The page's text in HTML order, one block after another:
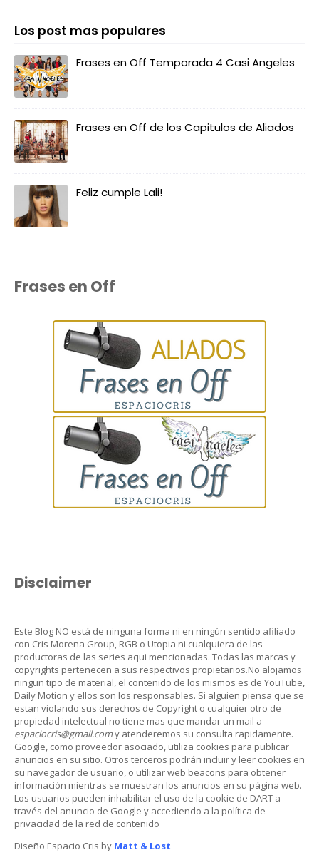
Los post mas populares
Frases en Off Temporada 4 Casi Angeles
Frases en Off de los Capitulos de Aliados
Feliz cumple Lali!
Frases en Off
Disclaimer
Este Blog NO está de ninguna forma ni en ningún sentido afiliado
con Cris Morena Group, RGB o Utopia ni cualquiera de las
productoras de las series aqui mencionadas. Todas las marcas y
copyrights pertenecen a sus respectivos propietarios.No alojamos
ningun tipo de material, el contenido de los mismos es de YouTube,
Daily Motion y ellos son los responsables. Si alguien piensa que se
estan violando sus derechos de Copyright o cualquier otro de
propiedad intelectual no tiene mas que mandar un mail a
espaciocris@gmail.comy atenderemos su consulta rapidamente.
Google, como proveedor asociado, utiliza cookies para publicar
anuncios en su sitio. Otros terceros podrán incluir y leer cookies en
su navegador de usuario, o utilizar web beacons para obtener
información mientras se muestran los anuncios en su página web.
Los usuarios pueden inhabilitar el uso de la cookie de DART a
través del anuncio de Google y accediendo a la política de
privacidad de la red de contenido
Diseño Espacio Cris by Matt & Lost